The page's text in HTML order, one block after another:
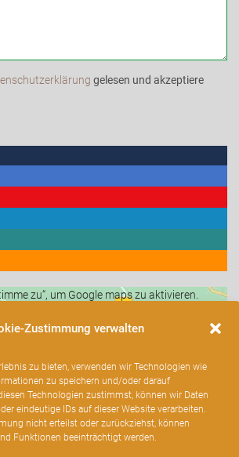
Zustimmung verwalten
zu bieten, verwenden wir Technologien wie
zu speichern und/oder darauf
Technologien zustimmst, können wir Daten
eindeutige IDs auf dieser Website verarbeiten.
nicht erteilst oder zurückziehst, können
Funktionen beeinträchtigt werden.
gelesen und akzeptiere
zu“, um Google maps zu aktivieren.